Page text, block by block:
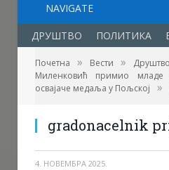
NAVIGATE
ДРУШТВО ПОЛИТИКА
Почетна » Вести » Друштво
Миленковић примио младе
освајаче медаља у Пољској
»
Фото: Сајт Града Врања
gradonacelnik
4. НОВЕМБРА 2025.